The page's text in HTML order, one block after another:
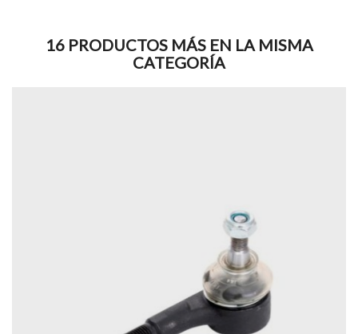
16 PRODUCTOS MÁS EN LA MISMA
CATEGORÍA